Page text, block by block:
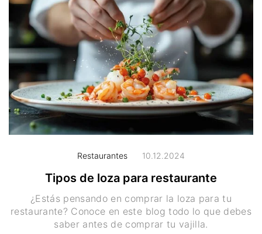
Restaurantes 10.12.2024
Tipos de loza para restaurante
¿Estás pensando en comprar la loza para tu
restaurante? Conoce en este blog todo lo que debes
saber antes de comprar tu vajilla.